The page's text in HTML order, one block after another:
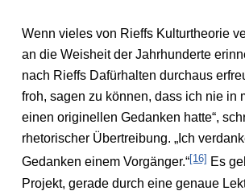
Wenn vieles von Rieffs Kulturtheorie
an die Weisheit der Jahrhunderte
nach Rieffs Dafürhalten durchaus
froh, sagen zu können, dass ich nie in
einen originellen Gedanken hatte“,
rhetorischer Übertreibung. „Ich
Gedanken einem Vorgänger.“[16] Es
Projekt, gerade durch eine genaue